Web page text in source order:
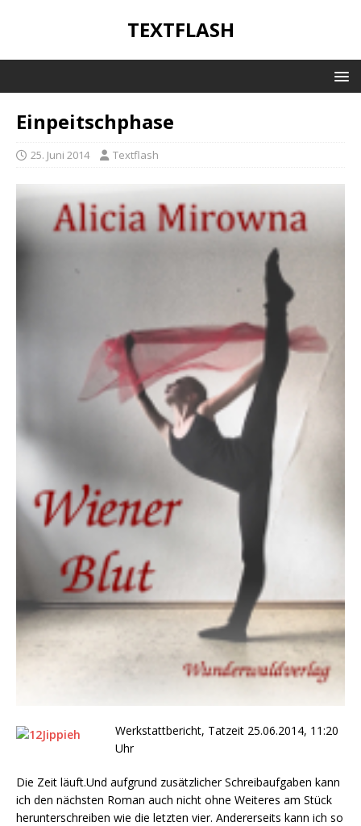
TEXTFLASH
Einpeitschphase
25. Juni 2014 Textflash
Werkstattbericht, Tatzeit 25.06.2014, 11:20
Uhr
Die Zeit läuft.Und aufgrund zusätzlicher Schreibaufgaben kann
ich den nächsten Roman auch nicht ohne Weiteres am Stück
herunterschreiben wie die letzten vier. Andererseits kann ich so